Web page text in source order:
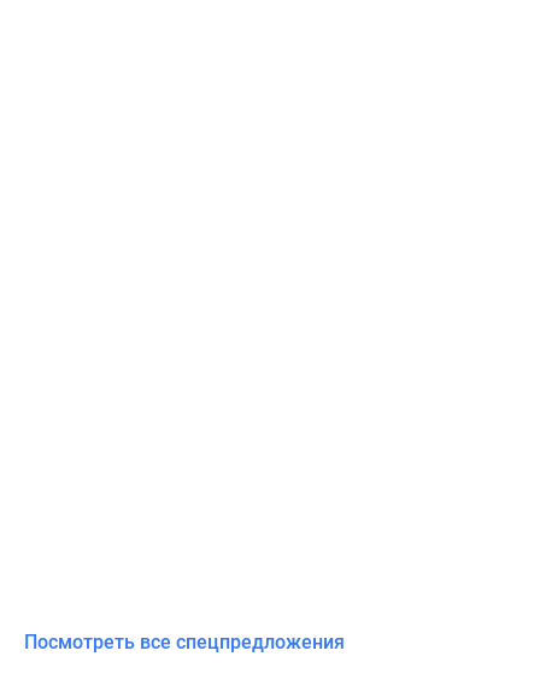
Посмотреть все спецпредложения